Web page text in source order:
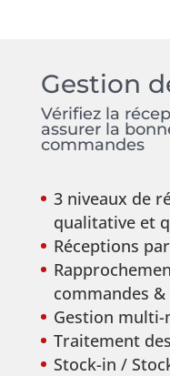
Gestion
Vérifiez la
assurer la
commandes
3 niveaux de
qualitative et
Réceptions
commandes
Gestion multi-
Traitement
Stock-in /